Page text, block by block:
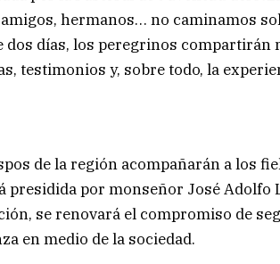
hermanos… no caminamos
dos días, los peregrinos compartirán
testimonios y, sobre todo, la
de la región acompañarán a los
presidida por monseñor José Adolfo
se renovará el compromiso de
en medio de la sociedad.